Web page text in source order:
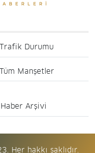
Trafik Durumu
Tüm Manşetler
Haber Arşivi
Her hakkı saklıdır.